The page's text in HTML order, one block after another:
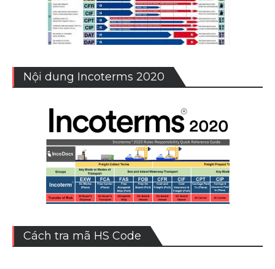
Nội dung Incoterms 2020
Cách tra mã HS Code